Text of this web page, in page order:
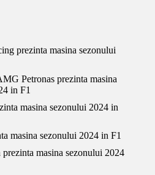
prezinta masina sezonului
Petronas prezinta masina
in F1
masina sezonului 2024 in
masina sezonului 2024 in F1
masina sezonului 2024